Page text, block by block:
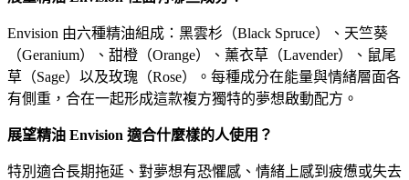
Envision 由六種精油組成：黑雲杉（Black Spruce）、天竺葵
（Geranium）、甜橙（Orange）、薰衣草（Lavender）、鼠尾
草（Sage）以及玫瑰（Rose）。每種成分在能量與情緒層面各
有側重，合在一起形成這款複方獨特的夢想啟動配方。
展望精油 Envision 適合什麼樣的人使用？
特別適合長期拖延、對夢想有恐懼感、情緒上感到疲憊或失去